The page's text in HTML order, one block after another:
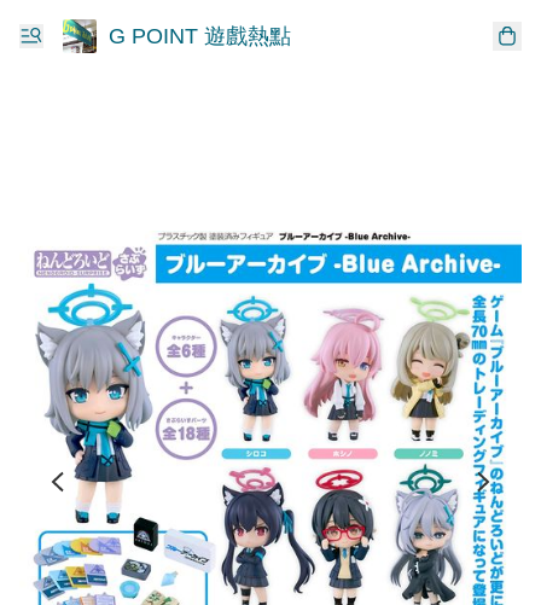
G POINT 遊戲熱點